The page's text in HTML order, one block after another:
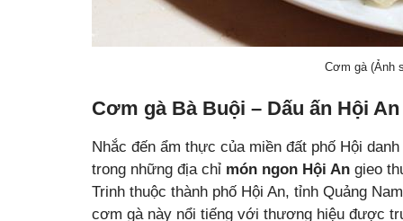
Cơm gà (Ảnh
Cơm gà Bà Buội – Dấu ấn Hội An
Nhắc đến ẩm thực của miền đất phố Hội
trong những địa chỉ món ngon Hội An gieo
Trinh thuộc thành phố Hội An, tỉnh Quảng
cơm gà này nổi tiếng với thương hiệu được